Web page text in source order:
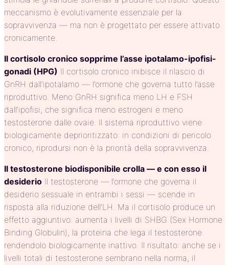
meccanismo è evolutivamente essenziale per la
sopravvivenza — ma non è progettato per essere attivato
cronicamente.
Il cortisolo cronico sopprime l’asse ipotalamo-ipofisi-
gonadi (HPG) Il cortisolo cronico inibisce il rilascio di
GnRH dall’ipotalamo — l’ormone che governa tutto l’asse
riproduttivo. Meno GnRH significa meno LH e FSH
dall’ipofisi, che significa meno estrogeni e meno
testosterone dalle ovaie. Il sistema riproduttivo viene
biologicamente deprioritizzato: in condizioni di pericolo
cronico, riprodursi non è la priorità della sopravvivenza.
Il testosterone biodisponibile crolla — e con esso il
desiderio Il testosterone — l’ormone che governa il
desiderio sessuale in entrambi i sessi — scende in
risposta alla riduzione dell’LH. Ma il cortisolo produce un
effetto aggiuntivo: aumenta i livelli di SHBG (Sex Hormone
Binding Globulin), la proteina che lega il testosterone
rendendolo biologicamente inattivo. Il risultato: anche se i
livelli totali di testosterone sembrano nella norma, il